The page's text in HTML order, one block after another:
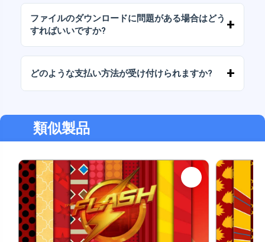
ます。お気軽にお問い合わせいただき、ご希望
をお伝えください。
ファイルのダウンロードに問題がある場合はどう
すればいいですか?
さい。追加料金なしでファイルの回復をお手伝
いいたします。
どのような支払い方法が受け付けられますか?
る支払い方法に対応しています。
類似製品